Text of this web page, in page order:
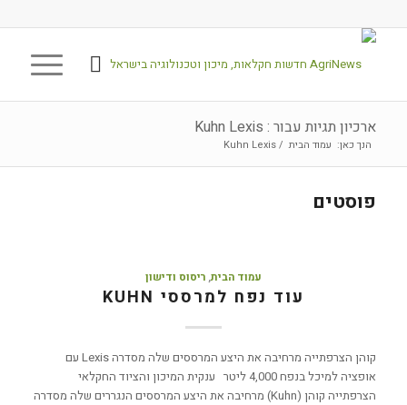
ארכיון תגיות עבור : Kuhn Lexis
הנך כאן: עמוד הבית /
Kuhn Lexis
פוסטים
עמוד הבית, ריסוס ודישון
עוד נפח למרססי KUHN
קוהן הצרפתייה מרחיבה את היצע המרססים שלה מסדרה Lexis עם
אופציה למיכל בנפח 4,000 ליטר ענקית המיכון והציוד החקלאי
הצרפתייה קוהן (Kuhn) מרחיבה את היצע המרססים הנגררים שלה מסדרה